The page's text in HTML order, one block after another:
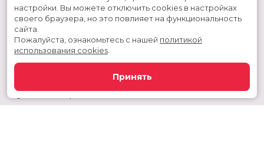
Скоро в кино
Служба поддержки
настройки. Вы можете отключить cookies в настройках
своего браузера, но это повлияет на функциональность
сайта.
Пожалуйста, ознакомьтесь с нашей политикой
использования cookies
Принять